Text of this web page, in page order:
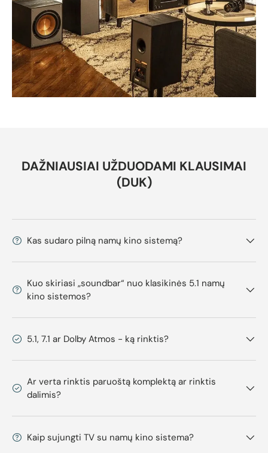
DAŽNIAUSIAI UŽDUODAMI KLAUSIMAI
(DUK)
Kas sudaro pilną namų kino sistemą?
Kuo skiriasi „soundbar“ nuo klasikinės 5.1 namų
kino sistemos?
5.1, 7.1 ar Dolby Atmos - ką rinktis?
Ar verta rinktis paruoštą komplektą ar rinktis
dalimis?
Kaip sujungti TV su namų kino sistema?